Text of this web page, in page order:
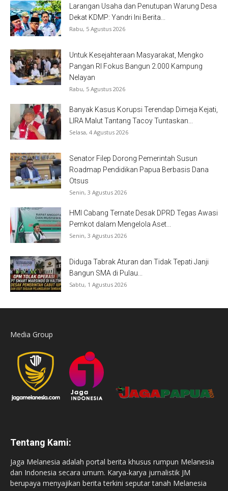
Larangan Usaha dan Penutupan Warung Desa
Dekat KDMP: Yandri Ini Berita...
Rabu, 5 Agustus 2026
Untuk Kesejahteraan Masyarakat, Mengko
Pangan RI Fokus Bangun 2.000 Kampung
Nelayan
Rabu, 5 Agustus 2026
Banyak Kasus Korupsi Terendap Dimeja Kejati,
LIRA Malut Tantang Tacoy Tuntaskan...
Selasa, 4 Agustus 2026
Senator Filep Dorong Pemerintah Susun
Roadmap Pendidikan Papua Berbasis Dana
Otsus
Senin, 3 Agustus 2026
HMI Cabang Ternate Desak DPRD Tegas Awasi
Pemkot dalam Mengelola Aset...
Senin, 3 Agustus 2026
Diduga Tabrak Aturan dan Tidak Tepati Janji
Bangun SMA di Pulau...
Sabtu, 1 Agustus 2026
Media Group
Tentang Kami:
Jaga Melanesia adalah portal berita khusus rumpun Melanesia
dan Indonesia secara umum. Karya-karya jurnalistik JM
berupaya menyajikan berita terkini seputar tanah Melanesia